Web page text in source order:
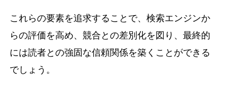
これらの要素を追求することで、検索エンジンか
らの評価を高め、競合との差別化を図り、最終的
には読者との強固な信頼関係を築くことができる
でしょう。